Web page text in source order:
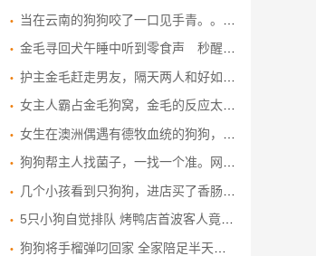
当在云南的狗狗咬了一口见手青。。。。。。
金毛寻回犬午睡中听到零食声 秒醒来化身贪吃鬼 毛发乱翘为了吃
护主金毛赶走男友，隔天两人和好如初，狗子怒了：都给我滚！
女主人霸占金毛狗窝，金毛的反应太搞笑了，镜头记录搞笑一幕！
女生在澳洲偶遇有德牧血统的狗狗，英文听不懂，听到中文立马起身，狗子：终于听到了熟悉的语言啦
狗狗帮主人找菌子，一找一个准。网友：这才是真正的狗头“菌”师
几个小孩看到只狗狗，进店买了香肠和矿泉水给它，网友：自己吃小的，给狗狗买雷霆大火腿
5只小狗自觉排队 烤鸭店首波客人竟是汪汪队
狗狗将手榴弹叼回家 全家陪足半天才发现